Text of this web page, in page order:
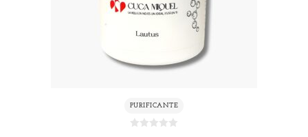
PURIFICANTE